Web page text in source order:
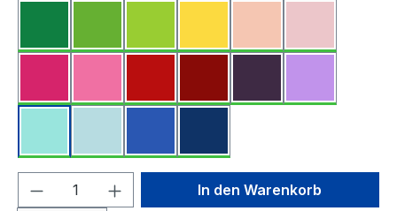
Produkt Anzahl: Gib denIn den Warenkorb